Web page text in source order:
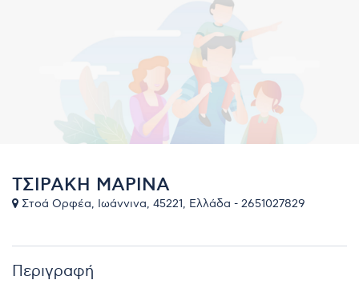
ΤΣΙΡΑΚΗ ΜΑΡΙΝΑ
Στοά Ορφέα, Ιωάννινα, 45221, Ελλάδα - 2651027829
Περιγραφή